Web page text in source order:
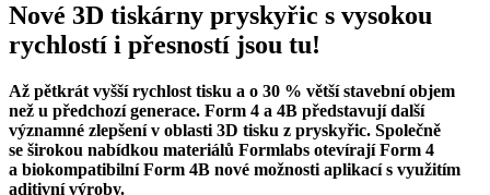
Nové 3D tiskárny pryskyřic s vysokou
rychlostí i přesností jsou tu!
Až pětkrát vyšší rychlost tisku a o 30 % větší stavební objem
než u předchozí generace. Form 4 a 4B představují další
významné zlepšení v oblasti 3D tisku z pryskyřic. Společně
se širokou nabídkou materiálů Formlabs otevírají Form 4
a biokompatibilní Form 4B nové možnosti aplikací s využitím
aditivní výroby.